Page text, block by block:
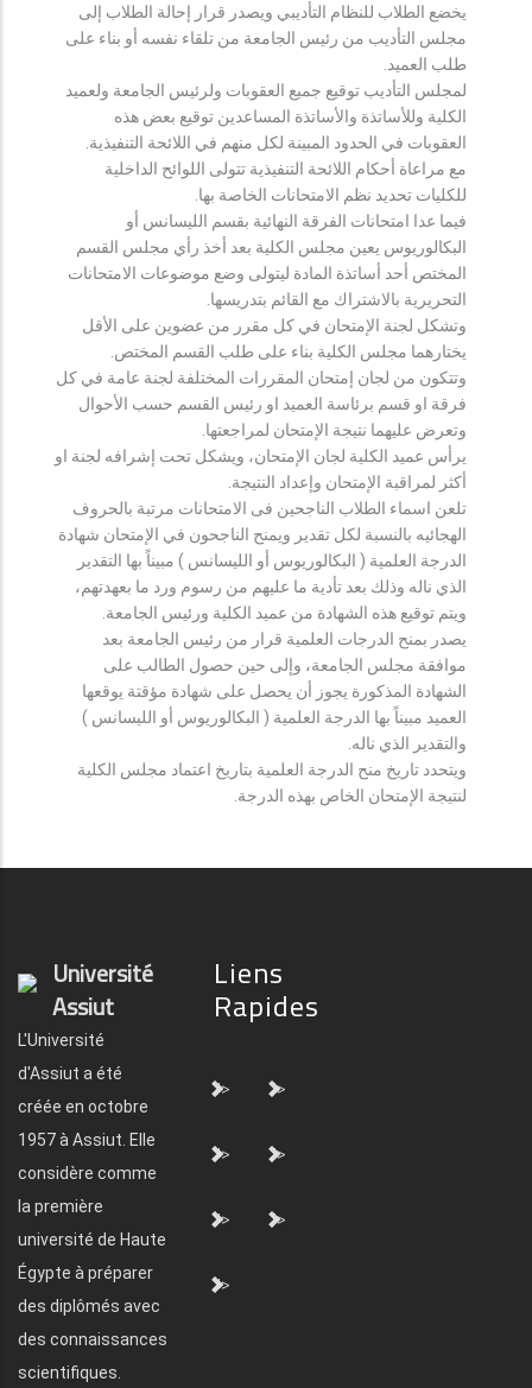
يخضع الطلاب للنظام التأديبي ويصدر قرار إحالة الطلاب إلى
مجلس التأديب من رئيس الجامعة من تلقاء نفسه أو بناء على
طلب العميد.
لمجلس التأديب توقيع جميع العقوبات ولرئيس الجامعة ولعميد
الكلية وللأساتذة والأساتذة المساعدين توقيع بعض هذه
العقوبات في الحدود المبينة لكل منهم في اللائحة التنفيذية.
مع مراعاة أحكام اللائحة التنفيذية تتولى اللوائح الداخلية
للكليات تحديد نظم الامتحانات الخاصة بها.
فيما عدا امتحانات الفرقة النهائية بقسم الليسانس أو
البكالوريوس يعين مجلس الكلية بعد أخذ رأي مجلس القسم
المختص أحد أساتذة المادة ليتولى وضع موضوعات الامتحانات
التحريرية بالاشتراك مع القائم بتدريسها.
وتشكل لجنة الإمتحان في كل مقرر من عضوين على الأقل
يختارهما مجلس الكلية بناء على طلب القسم المختص.
وتتكون من لجان إمتحان المقررات المختلفة لجنة عامة في كل
فرقة او قسم برئاسة العميد او رئيس القسم حسب الأحوال
وتعرض عليهما نتيجة الإمتحان لمراجعتها.
يرأس عميد الكلية لجان الإمتحان، ويشكل تحت إشرافه لجنة او
أكثر لمراقبة الإمتحان وإعداد النتيجة.
تلعن اسماء الطلاب الناجحين فى الامتحانات مرتبة بالحروف
الهجائيه بالنسبة لكل تقدير ويمنح الناجحون في الإمتحان شهادة
الدرجة العلمية ( البكالوريوس أو الليسانس ) مبيناً بها التقدير
الذي ناله وذلك بعد تأدية ما عليهم من رسوم ورد ما بعهدتهم،
ويتم توقيع هذه الشهادة من عميد الكلية ورئيس الجامعة.
يصدر بمنح الدرجات العلمية قرار من رئيس الجامعة بعد
موافقة مجلس الجامعة، وإلى حين حصول الطالب على
الشهادة المذكورة يجوز أن يحصل على شهادة مؤقتة يوقعها
العميد مبيناً بها الدرجة العلمية ( البكالوريوس أو الليسانس )
والتقدير الذي ناله.
ويتحدد تاريخ منح الدرجة العلمية بتاريخ اعتماد مجلس الكلية
لنتيجة الإمتحان الخاص بهذه الدرجة.
Université
Assiut
L'Université
d'Assiut a été
créée en octobre
1957 à Assiut. Elle
considère comme
la première
université de Haute
Égypte à préparer
des diplômés avec
des connaissances
scientifiques.
Liens
Rapides
"> ">
"> ">
"> ">
">